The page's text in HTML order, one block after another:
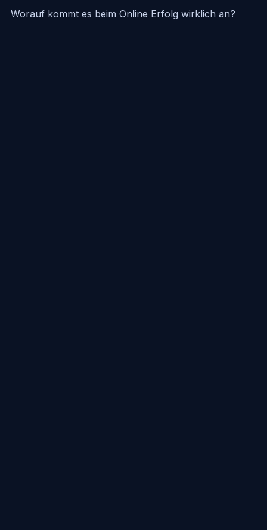
Worauf kommt es beim Online Erfolg wirklich an?